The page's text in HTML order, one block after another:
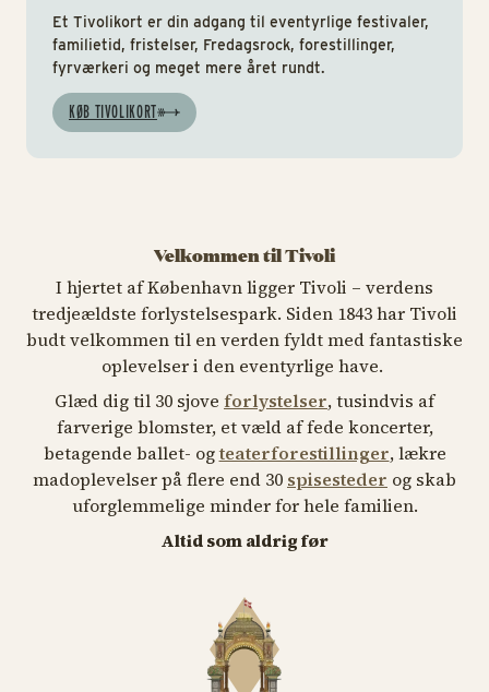
Et Tivolikort er din adgang til eventyrlige festivaler,
familietid, fristelser, Fredagsrock, forestillinger,
fyrværkeri og meget mere året rundt.
KØB TIVOLIKORT
Velkommen til Tivoli
I hjertet af København ligger Tivoli – verdens
tredjeældste forlystelsespark. Siden 1843 har Tivoli
budt velkommen til en verden fyldt med fantastiske
oplevelser i den eventyrlige have.
Glæd dig til 30 sjove forlystelser, tusindvis af
farverige blomster, et væld af fede koncerter,
betagende ballet- ogteaterforestillinger, lækre
madoplevelser på flere end 30 spisesteder og skab
uforglemmelige minder for hele familien.
Altid som aldrig før